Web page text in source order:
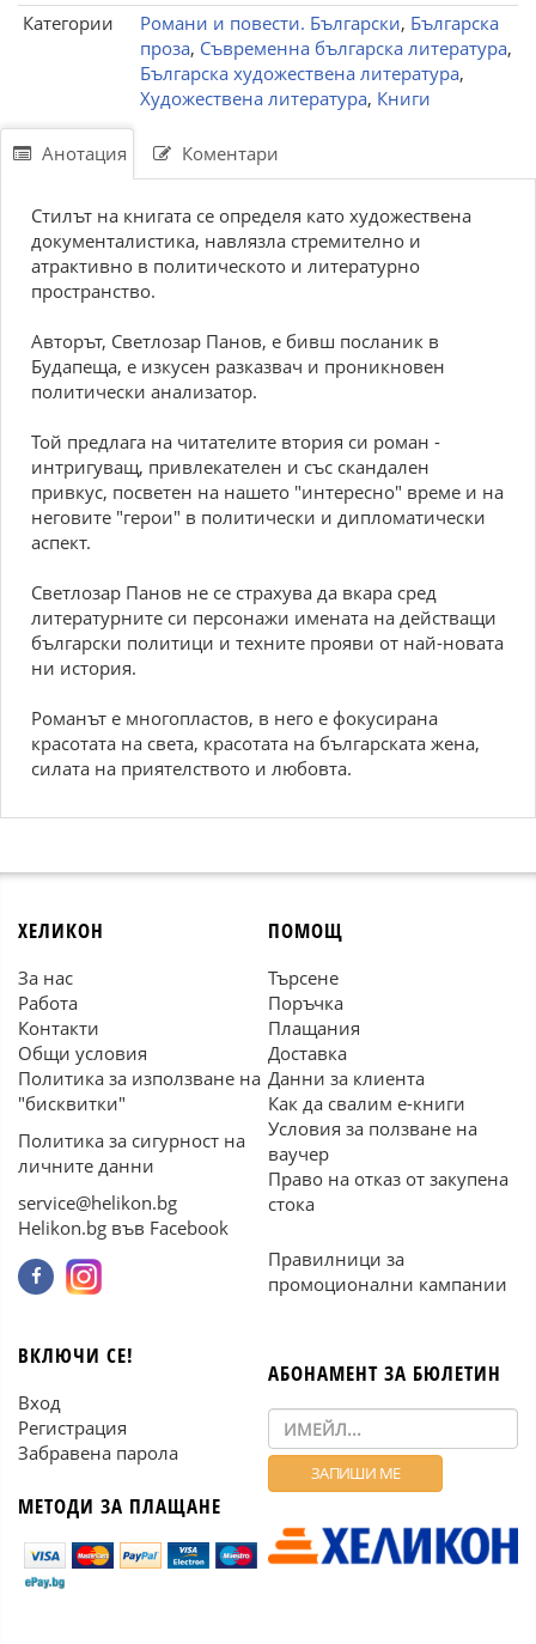
Категории
Романи и повести. Български, Българска
проза, Съвременна българска литература,
Българска художествена литература,
Художествена литература, Книги
Анотация Коментари
Стилът на книгата се определя като художествена
документалистика, навлязла стремително и
атрактивно в политическото и литературно
пространство.
Авторът, Светлозар Панов, е бивш посланик в
Будапеща, е изкусен разказвач и проникновен
политически анализатор.
Той предлага на читателите втория си роман -
интригуващ, привлекателен и със скандален
привкус, посветен на нашето "интересно" време и на
неговите "герои" в политически и дипломатически
аспект.
Светлозар Панов не се страхува да вкара сред
литературните си персонажи имената на действащи
български политици и техните прояви от най-новата
ни история.
Pоманът е многопластов, в него е фокусирана
красотата на света, красотата на българската жена,
силата на приятелството и любовта.
ХЕЛИКОН
За нас
Работа
Контакти
Общи условия
Политика за използване на
"бисквитки"
Политика за сигурност на
личните данни
service@helikon.bg
Helikon.bg във Facebook
ПОМОЩ
Търсене
Поръчка
Плащания
Доставка
Данни за клиента
Как да свалим е-книги
Условия за ползване на
ваучер
Право на отказ от закупена
стока
Правилници за
промоционални кампании
ВКЛЮЧИ СЕ!
Вход
Регистрация
Забравена парола
МЕТОДИ ЗА ПЛАЩАНЕ
АБОНАМЕНТ ЗА БЮЛЕТИН